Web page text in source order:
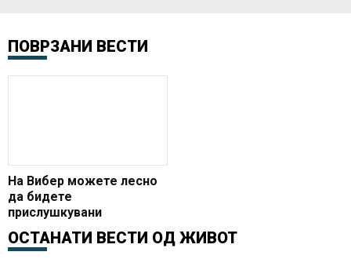
ПОВРЗАНИ ВЕСТИ
На Вибер можете лесно
да бидете
прислушкувани
ОСТАНАТИ ВЕСТИ ОД ЖИВОТ